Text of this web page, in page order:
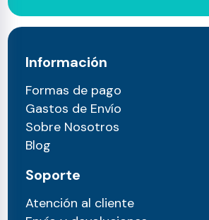
Información
Formas de pago
Gastos de Envío
Sobre Nosotros
Blog
Soporte
Atención al cliente